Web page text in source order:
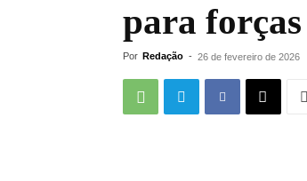
para
Por Redação - 26 de fevereiro de 2026